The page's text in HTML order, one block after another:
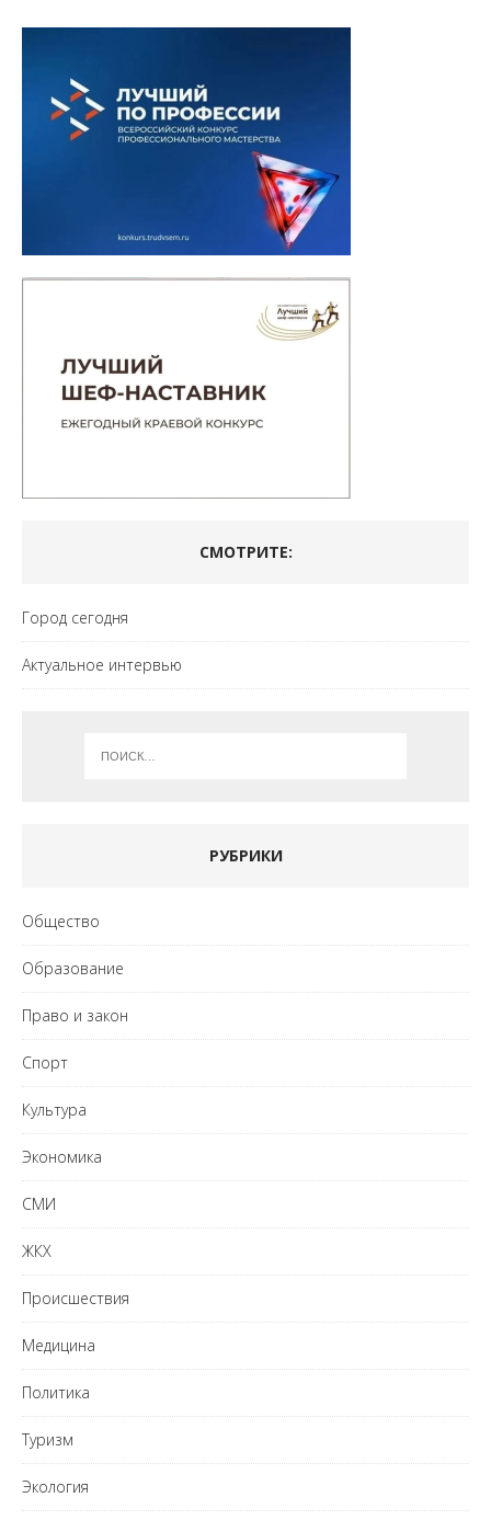
СМОТРИТЕ:
Город сегодня
Актуальное интервью
РУБРИКИ
Общество
Образование
Право и закон
Спорт
Культура
Экономика
СМИ
ЖКХ
Происшествия
Медицина
Политика
Туризм
Экология